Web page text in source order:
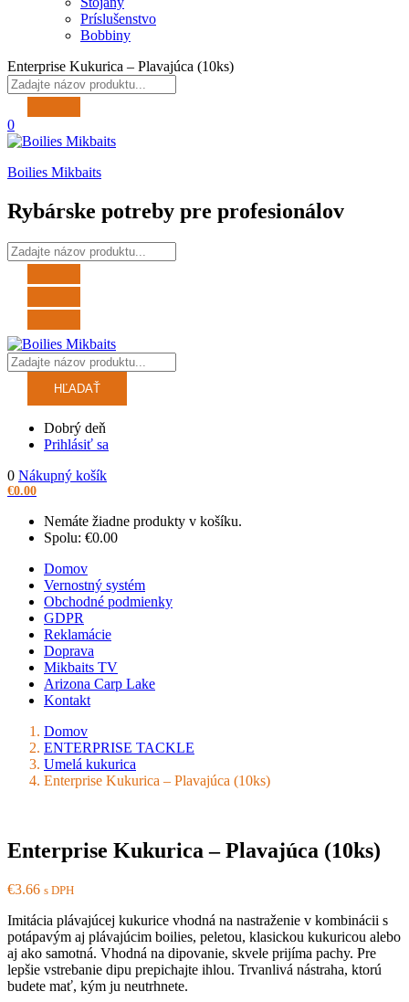
Príslušenstvo
Bobbiny
Enterprise Kukurica – Plavajúca (10ks)
0
Boilies Mikbaits
Rybárske potreby pre profesionálov
HĽADAŤ
Dobrý deň
Prihlásiť sa
0 Nákupný košík
€0.00
Nemáte žiadne produkty v košíku.
Spolu: €0.00
Domov
Vernostný systém
Obchodné podmienky
GDPR
Reklamácie
Doprava
Mikbaits TV
Arizona Carp Lake
Kontakt
Domov
ENTERPRISE TACKLE
Umelá kukurica
Enterprise Kukurica – Plavajúca (10ks)
Enterprise Kukurica – Plavajúca (10ks)
€3.66 s DPH
Imitácia plávajúcej kukurice vhodná na nastraženie v kombinácii s
potápavým aj plávajúcim boilies, peletou, klasickou kukuricou alebo
aj ako samotná. Vhodná na dipovanie, skvele prijíma pachy. Pre
lepšie vstrebanie dipu prepichajte ihlou. Trvanlivá nástraha, ktorú
budete mať, kým ju neutrhnete.